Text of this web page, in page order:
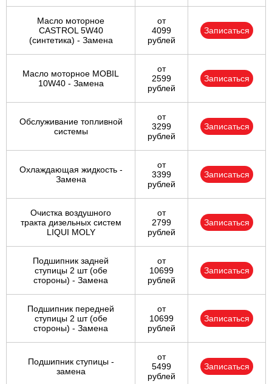
Масло моторное
CASTROL 5W40
(синтетика) - Замена
от
4099
рублей
Записаться
Масло моторное MOBIL
10W40 - Замена
от
2599
рублей
Записаться
Обслуживание топливной
системы
от
3299
рублей
Записаться
Охлаждающая жидкость -
Замена
от
3399
рублей
Записаться
Очистка воздушного
тракта дизельных систем
LIQUI MOLY
от
2799
рублей
Записаться
Подшипник задней
ступицы 2 шт (обе
стороны) - Замена
от
10699
рублей
Записаться
Подшипник передней
ступицы 2 шт (обе
стороны) - Замена
от
10699
рублей
Записаться
Подшипник ступицы -
замена
от
5499
рублей
Записаться